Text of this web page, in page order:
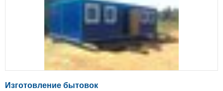
Изготовление бытовок